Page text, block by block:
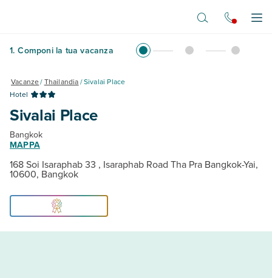
1. Componi la tua vacanza
Vacanze/Thailandia/Sivalai Place
Hotel
Sivalai Place
Bangkok
MAPPA
168 Soi Isaraphab 33 , Isaraphab Road Tha Pra Bangkok-Yai,
10600, Bangkok